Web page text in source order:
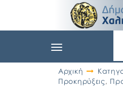
Toggle
Αρχική
Προκηρύξεις,